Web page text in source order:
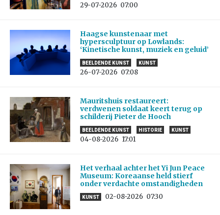
29-07-2026 07:00
Haagse kunstenaar met
hypersculptuur op Lowlands:
‘Kinetische kunst, muziek en geluid’
BEELDENDE KUNST KUNST
26-07-2026 07:08
Mauritshuis restaureert:
verdwenen soldaat keert terug op
schilderij Pieter de Hooch
BEELDENDE KUNST HISTORIE KUNST
04-08-2026 17:01
Het verhaal achter het Yi Jun Peace
Museum: Koreaanse held stierf
onder verdachte omstandigheden
KUNST 02-08-2026 07:30